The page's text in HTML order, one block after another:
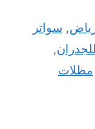
, سواتر
,
مظلات